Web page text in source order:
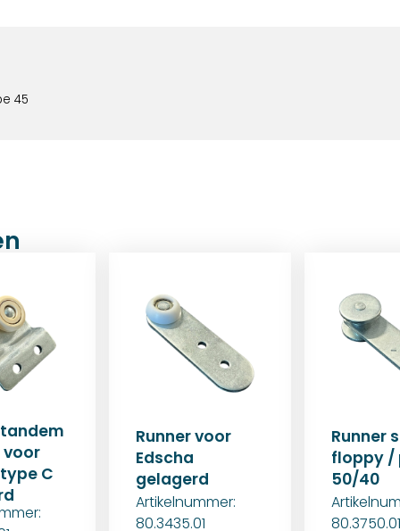
45
voor
C
Runner voor
Edscha
gelagerd
Artikelnummer:
80.3435.01
Runner
floppy /
50/40
80.3750.01